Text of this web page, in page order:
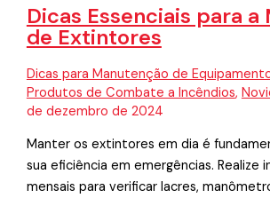
Dicas Essenciais para
de Extintores
Dicas para Manutenção de
Produtos de Combate a Incêndios,
de dezembro de 2024
Manter os extintores em dia é
sua eficiência em emergências. Realize
mensais para verificar lacres,